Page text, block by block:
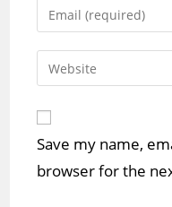
comment
Enter
your
email
address
Enter
your
URL
(optional)
Save my name,
browser for the